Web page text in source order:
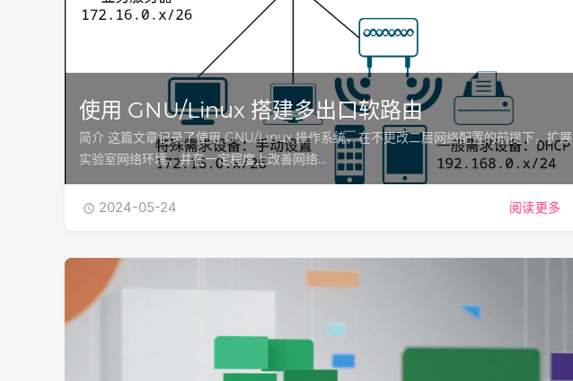
使用 GNU/Linux 搭建多出口软路由
简介 这篇文章记录了使用 GNU/Linux 操作系统，在不更改二层网络配置的前提下，扩展
实验室网络环境，并在一定程度上改善网络…
 2024-05-24 阅读更多